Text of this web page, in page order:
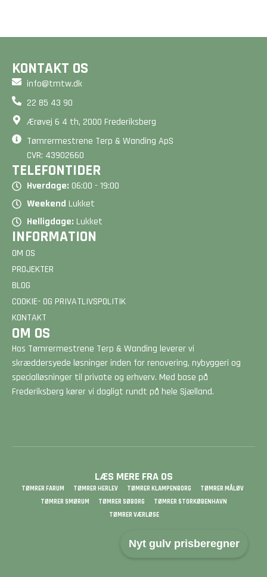
Nyt gulv prisberegner
BEREGN PRIS BEREGN PRIS
KONTAKT OS
info@tmtw.dk
22 85 43 90
Ærøvej 6 4 th, 2000 Frederiksberg
Tømrermestrene Terp & Wanding ApS
CVR: 43902660
TELEFONTIDER
Hverdage: 06:00 - 19:00
Weekend Lukket
Helligdage: Lukket
INFORMATION
OM OS
PROJEKTER
BLOG
COOKIE- OG PRIVATLIVSPOLITIK
KONTAKT
OM OS
Hos Tømrermestrene Terp & Wanding leverer vi
skræddersyede løsninger inden for renovering, nybyggeri og
specialløsninger til private og erhverv. Med base på
Frederiksberg kører vi dagligt rundt på hele Sjælland.
LÆS MERE FRA OS
TØMRER FARUM TØMRER HERLEV TØMRER KLAMPENBORG
TØMRER MÅLØV
TØMRER SMØRUM
TØMRER SØBORG
TØMRER STORKØBENHAVN
TØMRER VÆRLØSE